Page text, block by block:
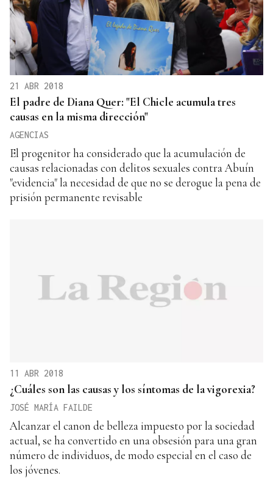
21 ABR 2018
El padre de Diana Quer: "El Chicle acumula tres
causas en la misma dirección"
AGENCIAS
El progenitor ha considerado que la acumulación de
causas relacionadas con delitos sexuales contra Abuín
"evidencia" la necesidad de que no se derogue la pena de
prisión permanente revisable
11 ABR 2018
¿Cuáles son las causas y los síntomas de la vigorexia?
JOSÉ MARÍA FAILDE
Alcanzar el canon de belleza impuesto por la sociedad
actual, se ha convertido en una obsesión para una gran
número de individuos, de modo especial en el caso de
los jóvenes.